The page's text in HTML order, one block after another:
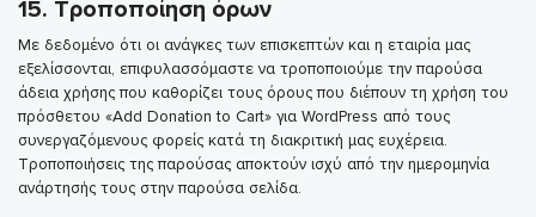
15. Τροποποίηση όρων
Με δεδομένο ότι οι ανάγκες των επισκεπτών και η εταιρία μας
εξελίσσονται, επιφυλασσόμαστε να τροποποιούμε την παρούσα
άδεια χρήσης που καθορίζει τους όρους που διέπουν τη χρήση του
πρόσθετου «Add Donation to Cart» για WordPress από τους
συνεργαζόμενους φορείς κατά τη διακριτική μας ευχέρεια.
Τροποποιήσεις της παρούσας αποκτούν ισχύ από την ημερομηνία
ανάρτησής τους στην παρούσα σελίδα.